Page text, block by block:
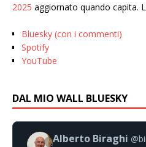
2025 aggiornato quando capita.
Bluesky (con i commenti)
Spotify
YouTube
DAL MIO WALL BLUESKY
Alberto Biraghi